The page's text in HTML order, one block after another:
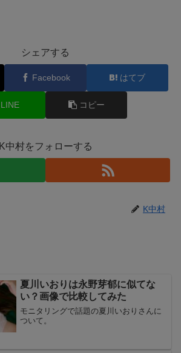
シェアする
Facebook はてブ
LINE コピー
K中村をフォローする
K中村
夏川いおりは永野芽郁に似てな
い？画像で比較してみた
モニタリングで話題の夏川いおりさんに
ついて。